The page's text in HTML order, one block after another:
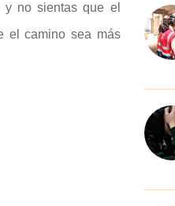
y no sientas que el
el camino sea más